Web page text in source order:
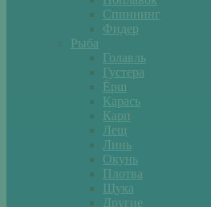
Спиннинг
Фидер
Рыба
Голавль
Густера
Ёрш
Карась
Карп
Лещ
Линь
Окунь
Плотва
Щука
Другие